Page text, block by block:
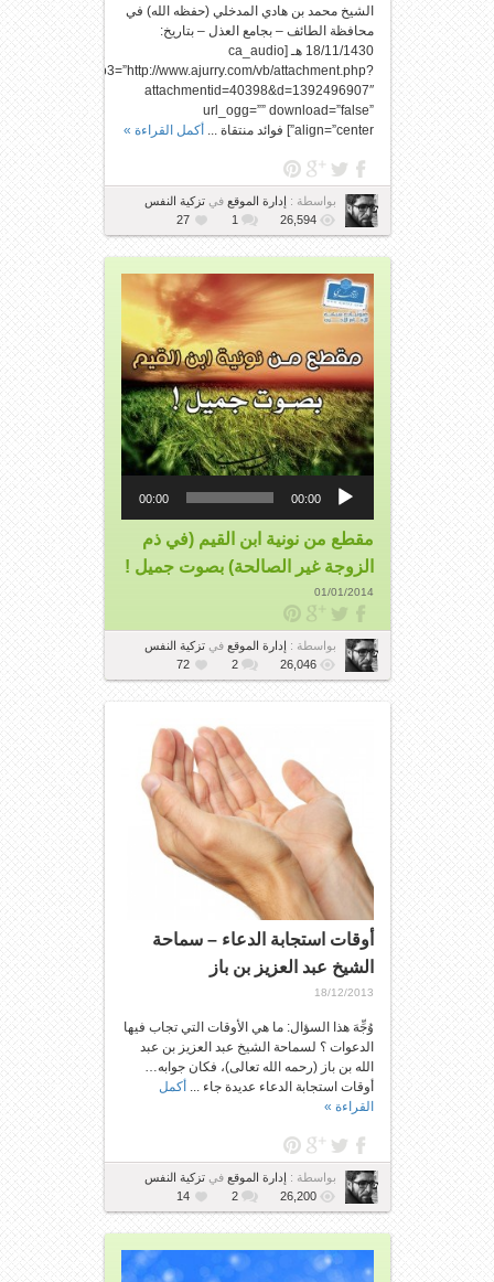
الشيخ محمد بن هادي المدخلي (حفظه الله) في
محافظة الطائف – بجامع العذل – بتاريخ:
18/11/1430 هـ [ca_audio
url_mp3=”http://www.ajurry.com/vb/attachment.php?
attachmentid=40398&d=1392496907″
url_ogg=”” download=”false”
align=”center”] فوائد منتقاة ...
أكمل القراءة »
بواسطة : إدارة الموقعفيتزكية النفس
26,594
1
27
الصوت
00:00
00:00
مقطع من نونية ابن القيم (في ذم
الزوجة غير الصالحة) بصوت جميل !
01/01/2014
بواسطة : إدارة الموقعفيتزكية النفس
26,046
2
72
أوقات استجابة الدعاء – سماحة
الشيخ عبد العزيز بن باز
18/12/2013
وُجِّهَ هذا السؤال: ما هي الأوقات التي تجاب فيها
الدعوات ؟ لسماحة الشيخ عبد العزيز بن عبد
الله بن باز (رحمه الله تعالى)، فكان جوابه…
أوقات استجابة الدعاء عديدة جاء ... أكمل
القراءة »
بواسطة : إدارة الموقعفيتزكية النفس
26,200
2
14